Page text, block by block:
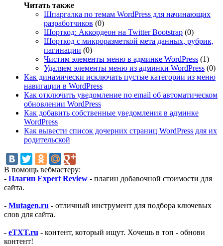
Читать также
Шпаргалка по темам WordPress для начинающих
разработчиков (0)
Шорткод: Аккордеон на Twitter Bootstrap (0)
Шорткод с микроразметкой мета данных, рубрик,
пагинации (0)
Чистим элементы меню в админке WordPress (1)
Удаляем элементы меню из админки WordPress (0)
Как динамически исключать пустые категории из меню
навигации в WordPress
Как отключить уведомление по email об автоматическом
обновлении WordPress
Как добавить собственные уведомления в админке
WordPress
Как вывести список дочерних страниц WordPress для их
родительской
В помощь вебмастеру:
- Плагин Expert Review - плагин добавочной стоимости для
сайта.
- Mutagen.ru - отличный инструмент для подбора ключевых
слов для сайта.
- eTXT.ru - контент, который ищут. Хочешь в топ - обнови
контент!